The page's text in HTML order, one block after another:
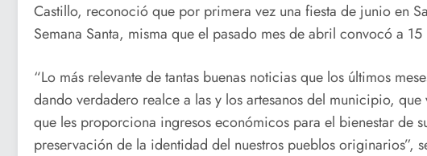
Castillo, reconoció que por primera vez una fiesta de junio en
Semana Santa, misma que el pasado mes de abril convocó a
“Lo más relevante de tantas buenas noticias que los últimos
dando verdadero realce a las y los artesanos del municipio,
que les proporciona ingresos económicos para el bienestar de
preservación de la identidad del nuestros pueblos originarios”,